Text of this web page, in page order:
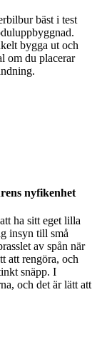
bäst i test
bygga ut och
om du placerar
nyfikenhet
ha sitt eget lilla
insyn till små
av spån när
att rengöra, och
snäpp. I
och det är lätt att